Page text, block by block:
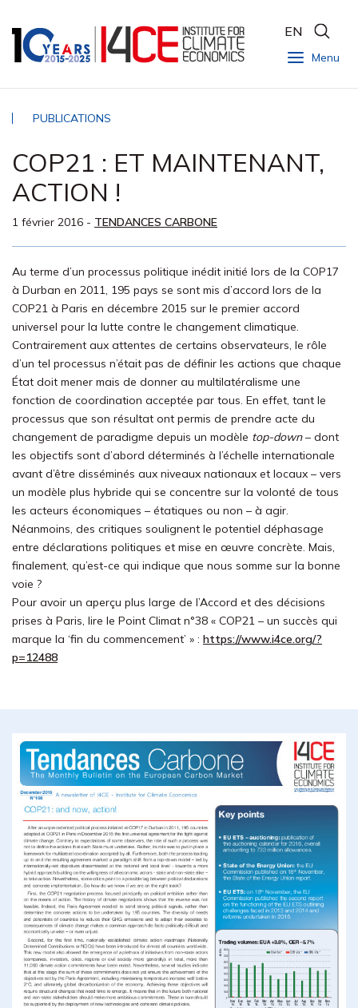
Menu
EN
PUBLICATIONS
COP21 : ET MAINTENANT,
ACTION !
1 février 2016 - TENDANCES CARBONE
Au terme d’un processus politique inédit initié lors de la COP17
à Durban en 2011, 195 pays se sont mis d’accord lors de la
COP21 à Paris en décembre 2015 sur le premier accord
universel pour la lutte contre le changement climatique.
Contrairement aux attentes de certains observateurs, le rôle
d’un tel processus n’était pas de définir les actions que chaque
État doit mener mais de donner au multilatéralisme une
fonction de coordination acceptée par tous. En effet, tant le
processus que son résultat ont permis de prendre acte du
changement de paradigme depuis un modèle top-down– dont
les objectifs sont d’abord déterminés à l’échelle internationale
avant d’être disséminés aux niveaux nationaux et locaux – vers
un modèle plus hybride qui se concentre sur la volonté de tous
les acteurs économiques – étatiques ou non – à agir.
Néanmoins, des critiques soulignent le potentiel déphasage
entre déclarations politiques et mise en œuvre concrète. Mais,
finalement, qu’est-ce qui indique que nous somme sur la bonne
voie ?
Pour avoir un aperçu plus large de l’Accord et des décisions
prises à Paris, lire le Point Climat n°38 « COP21 – un succès qui
marque la ‘fin du commencement’ » : https://www.i4ce.org/?
p=12488